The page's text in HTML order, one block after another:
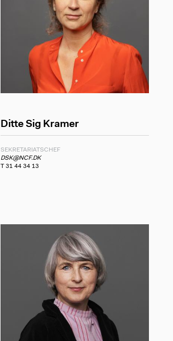
Ditte Sig Kramer
SEKRETARIATSCHEF
DSK@NCF.DK
T 31 44 34 13